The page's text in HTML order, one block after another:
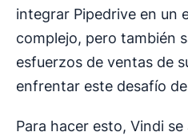
integrar Pipedrive en un
complejo, pero también
esfuerzos de ventas de
enfrentar este desafío
Para hacer esto, Vindi